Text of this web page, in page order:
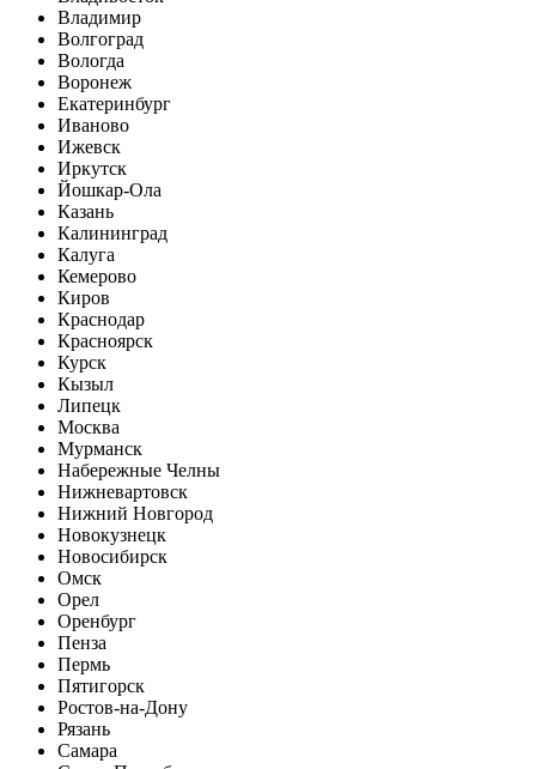
Владимир
Волгоград
Вологда
Воронеж
Екатеринбург
Иваново
Ижевск
Иркутск
Йошкар-Ола
Казань
Калининград
Калуга
Кемерово
Киров
Краснодар
Красноярск
Курск
Кызыл
Липецк
Москва
Мурманск
Набережные Челны
Нижневартовск
Нижний Новгород
Новокузнецк
Новосибирск
Омск
Орел
Оренбург
Пенза
Пермь
Пятигорск
Ростов-на-Дону
Рязань
Самара